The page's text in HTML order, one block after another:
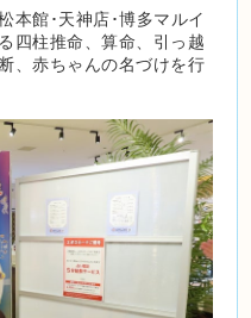
松本館･天神店･博多マルイ
四柱推命、算命、引っ越
、赤ちゃんの名づけを行